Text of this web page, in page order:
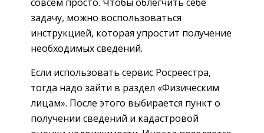
задачу, можно воспользоваться
инструкцией, которая упростит получение
необходимых сведений.
Если использовать сервис Росреестра,
тогда надо зайти в раздел «Физическим
лицам». После этого выбирается пункт о
получении сведений и кадастровой